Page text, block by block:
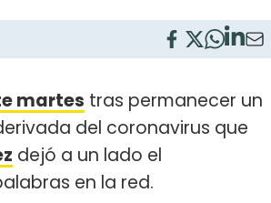
martes tras permanecer un
del coronavirus que
dejó a un lado el
en la red.